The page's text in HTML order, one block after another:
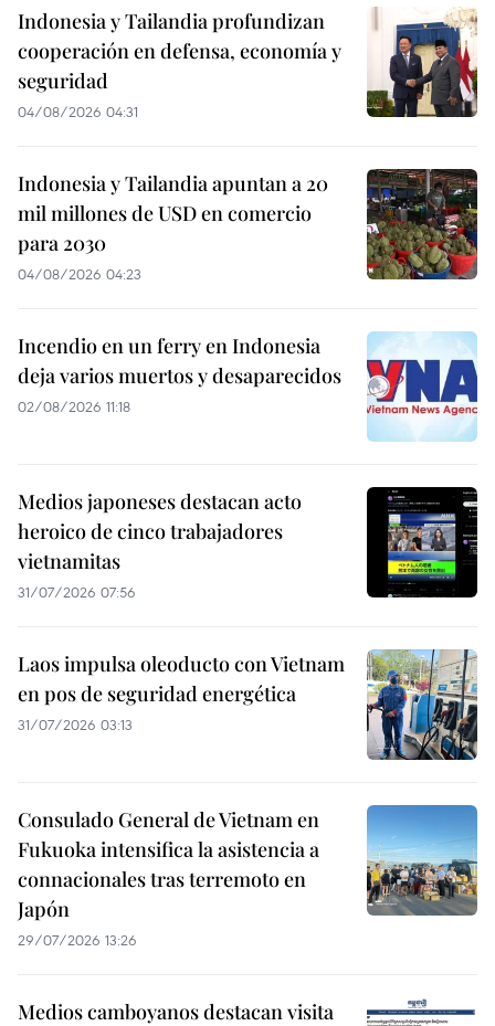
Indonesia y Tailandia profundizan
cooperación en defensa, economía y
seguridad
04/08/2026 04:31
Indonesia y Tailandia apuntan a 20
mil millones de USD en comercio
para 2030
04/08/2026 04:23
Incendio en un ferry en Indonesia
deja varios muertos y desaparecidos
02/08/2026 11:18
Medios japoneses destacan acto
heroico de cinco trabajadores
vietnamitas
31/07/2026 07:56
Laos impulsa oleoducto con Vietnam
en pos de seguridad energética
31/07/2026 03:13
Consulado General de Vietnam en
Fukuoka intensifica la asistencia a
connacionales tras terremoto en
Japón
29/07/2026 13:26
Medios camboyanos destacan visita